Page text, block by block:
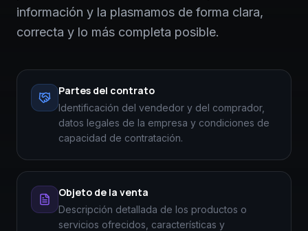
información y la plasmamos de forma clara,
correcta y lo más completa posible.
Partes del contrato
Identificación del vendedor y del comprador,
datos legales de la empresa y condiciones de
capacidad de contratación.
Objeto de la venta
Descripción detallada de los productos o
servicios ofrecidos, características y